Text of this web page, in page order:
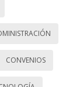
CONVENIOS